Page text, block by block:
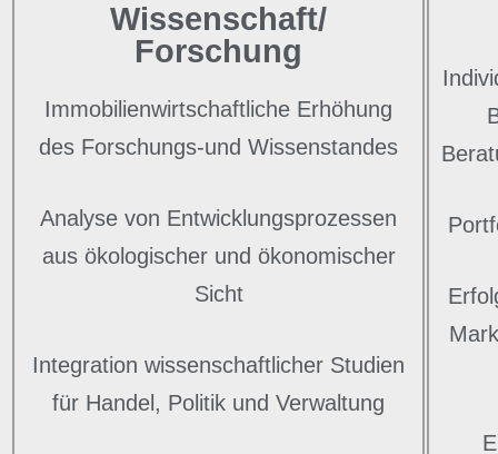
Wissenschaft/
Forschung
Immobilienwirtschaftliche Erhöhung
des Forschungs-und Wissenstandes
Analyse von Entwicklungsprozessen
aus ökologischer und ökonomischer
Sicht
Integration wissenschaftlicher Studien
für Handel, Politik und Verwaltung